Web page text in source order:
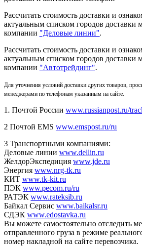
Рассчитать стоимость доставки и
актуальным списком городов доставки
компании "Деловые линии".
Рассчитать стоимость доставки и
актуальным списком городов доставки
компании "Автотрейдинг".
Для уточнения условий доставки других товаров,
менеджерами по телефонам указанным на сайте.
1. Почтой России www.russianpost.ru/
2 Почтой EMS www.emspost.ru/ru
3 Транспортными компаниями:
Деловые линии www.dellin.ru
ЖелдорЭкспедиция www.jde.ru
Энергия www.nrg-tk.ru
КИТ www.tk-kit.ru
ПЭК www.pecom.ru/ru
РАТЭК www.rateksib.ru
Байкал Сервис www.baikalsr.ru
СДЭК www.edostavka.ru
Вы можете самостоятельно отследить
отправленного груза в режиме
номер накладной на сайте перевозчика.